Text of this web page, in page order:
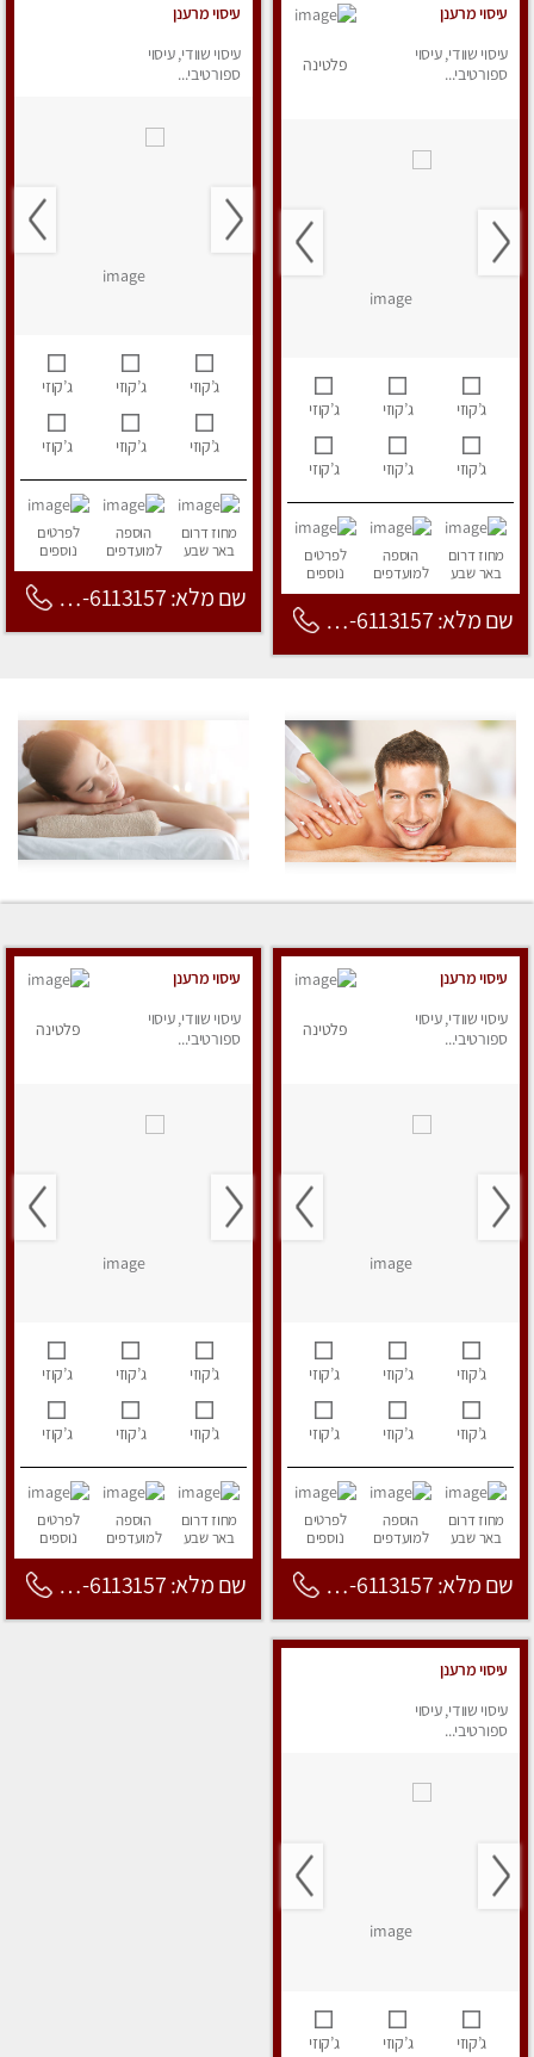
עיסוי מרענן
עיסוי שוודי, עיסוי
ספורטיבי...
פלטינה
ג’קוזי ג’קוזי ג’קוזי
ג’קוזי ג’קוזי ג’קוזי
מחוז דרום
באר שבע
הוספה
למועדפים
לפרטים
נוספים
שם מלא: 053-6113157
עיסוי מרענן
עיסוי שוודי, עיסוי
ספורטיבי...
ג’קוזי ג’קוזי ג’קוזי
ג’קוזי ג’קוזי ג’קוזי
מחוז דרום
באר שבע
הוספה
למועדפים
לפרטים
נוספים
שם מלא: 053-6113157
עיסוי מרענן
עיסוי שוודי, עיסוי
ספורטיבי...
פלטינה
ג’קוזי ג’קוזי ג’קוזי
ג’קוזי ג’קוזי ג’קוזי
מחוז דרום
באר שבע
הוספה
למועדפים
לפרטים
נוספים
שם מלא: 053-6113157
עיסוי מרענן
עיסוי שוודי, עיסוי
ספורטיבי...
פלטינה
ג’קוזי ג’קוזי ג’קוזי
ג’קוזי ג’קוזי ג’קוזי
מחוז דרום
באר שבע
הוספה
למועדפים
לפרטים
נוספים
שם מלא: 053-6113157
עיסוי מרענן
עיסוי שוודי, עיסוי
ספורטיבי...
ג’קוזי ג’קוזי ג’קוזי